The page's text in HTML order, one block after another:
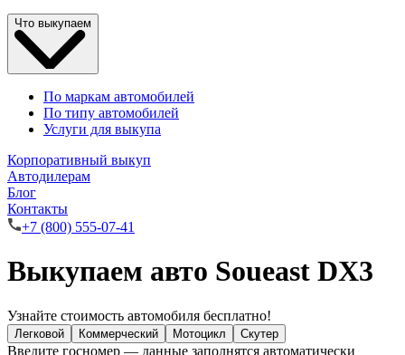
Что выкупаем
По маркам автомобилей
По типу автомобилей
Услуги для выкупа
Корпоративный выкуп
Автодилерам
Блог
Контакты
+7 (800) 555-07-41
Выкупаем авто Soueast DX3
Узнайте стоимость автомобиля бесплатно!
Легковой Коммерческий Мотоцикл Скутер
Введите госномер — данные заполнятся автоматически